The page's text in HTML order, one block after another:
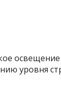
освещение
уровня